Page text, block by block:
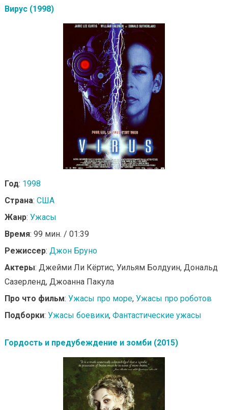
Вирус (1998)
Год: 1998
Страна: США
Жанр: Ужасы
Время: 99 мин. / 01:39
Режиссер: Джон Бруно
Актеры: Джейми Ли Кёртис, Уильям Болдуин, Дональд
Сазерленд, Джоанна Пакула
Про что фильм: Ужасы про море, Ужасы про роботов
Подборки: Ужасы боевики, Фантастические ужасы
Гордость и предубеждение и зомби (2015)